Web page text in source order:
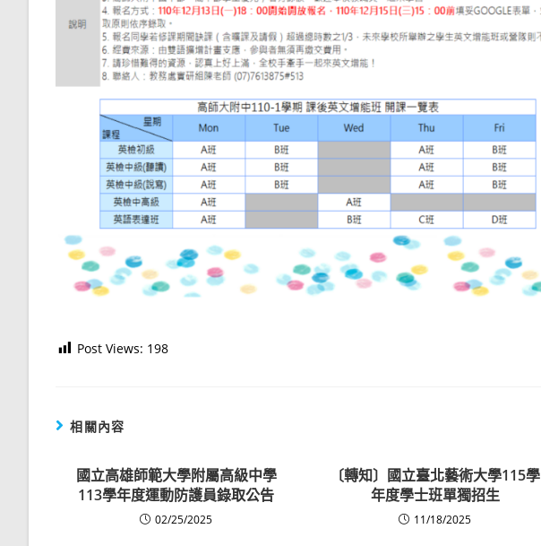
Post Views: 198
相關內容
國立高雄師範大學附屬高級中學
113學年度運動防護員錄取公告
02/25/2025
〔轉知〕國立臺北藝術大學115學
年度學士班單獨招生
11/18/2025